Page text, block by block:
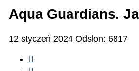
Aqua Guardians.
12 styczeń 2024 Odsłon: 6817